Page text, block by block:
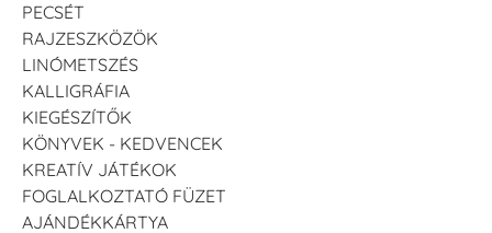
PECSÉT
RAJZESZKÖZÖK
LINÓMETSZÉS
KALLIGRÁFIA
KIEGÉSZÍTŐK
KÖNYVEK - KEDVENCEK
KREATÍV JÁTÉKOK
FOGLALKOZTATÓ FÜZET
AJÁNDÉKKÁRTYA